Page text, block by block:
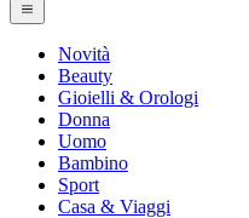
Novità
Beauty
Gioielli & Orologi
Donna
Uomo
Bambino
Sport
Casa & Viaggi